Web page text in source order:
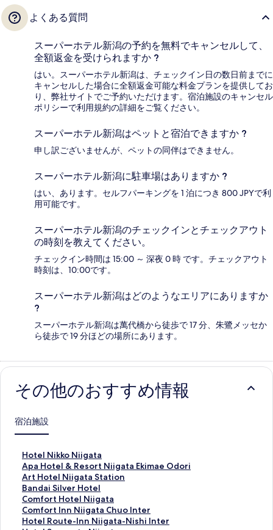
よくある質問
スーパーホテル新潟の予約を無料でキャンセルして、
全額返金を受けられますか ?
はい。スーパーホテル新潟は、チェックイン日の数日前までに
キャンセルした場合に全額返金可能な料金プランを提供してお
り、弊社サイトでご予約いただけます。宿泊施設のキャンセル
ポリシーで利用規約の詳細をご覧ください。
スーパーホテル新潟はペットと宿泊できますか ?
申し訳ございませんが、ペットの同伴はできません。
スーパーホテル新潟に駐車場はありますか ?
はい、あります。セルフパーキングを 1 泊につき 800 JPYで利
用可能です。
スーパーホテル新潟のチェックインとチェックアウト
の時刻を教えてください。
チェックイン時間は 15:00 ～ 深夜 0 時 です。チェックアウト
時刻は、10:00です。
スーパーホテル新潟はどのようなエリアにありますか
?
スーパーホテル新潟は萬代橋から徒歩で 17 分、朱鷺メッセか
ら徒歩で 19 分ほどの場所にあります。
その他のおすすめ情報
宿泊施設
Hotel Nikko Niigata
H
o
t
e
l
N
i
Apa Hotel & Resort Niigata Ekimae Odori
A
p
a
H
o
t
Art Hotel Niigata Station
A
r
t
H
o
Bandai Silver Hotel
B
a
n
d
Comfort Hotel Niigata
C
o
m
Comfort Inn Niigata Chuo Inter
C
o
Hotel Route-Inn Niigata-Nishi Inter
H